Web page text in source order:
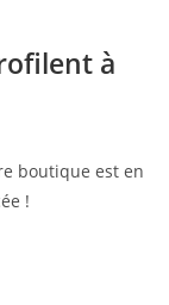
à
boutique est en
!